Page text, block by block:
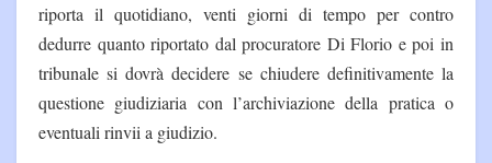
riporta il quotidiano, venti giorni di tempo per contro
dedurre quanto riportato dal procuratore Di Florio e poi in
tribunale si dovrà decidere se chiudere definitivamente la
questione giudiziaria con l’archiviazione della pratica o
eventuali rinvii a giudizio.